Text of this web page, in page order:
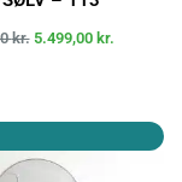
kr. 5.499,00 kr.
oprindelige
pris
aktuelle